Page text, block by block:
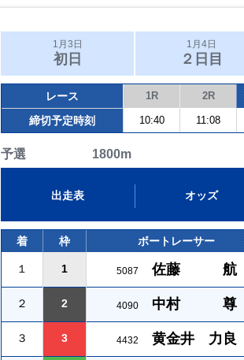
1月3日
初日
1月4日
２日目
レース 1R 2R
締切予定時刻 10:40 11:08
予選 1800m
出走表 オッズ
着 枠 ボートレーサー
１ 1 5087 佐藤 航
２ 2 4090 中村 尊
３ 3 4432 黄金井 力良